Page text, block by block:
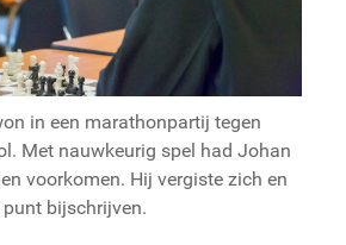
in een marathonpartij tegen
Met nauwkeurig spel had Johan
voorkomen. Hij vergiste zich en
bijschrijven.